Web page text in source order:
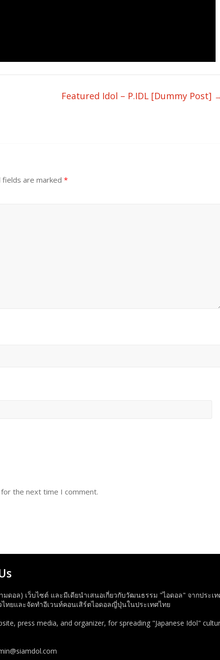
Featured Idol – P.IDL [Dummy Post]
fields are marked *
the next time I comment.
มดอล) เว็บไซต์ และมีเดียนำเสนอเกี่ยวกับวัฒนธรรม "ไอดอล" จากประเ
ทยและจัดทำอีเวนท์คอนเสิร์ตไอดอลญี่ปุ่นในประเทศไทย
press media, and organizer, for spreading "Japanese Idol"